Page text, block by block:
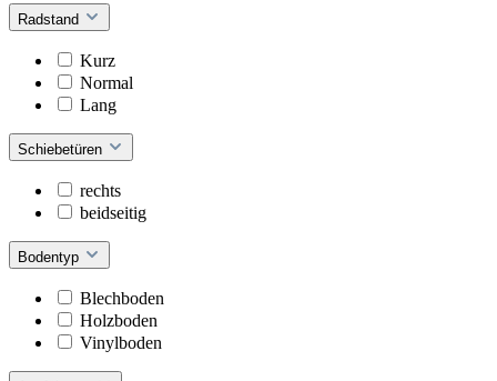
Radstand
Kurz
Normal
Lang
Schiebetüren
rechts
beidseitig
Bodentyp
Blechboden
Holzboden
Vinylboden